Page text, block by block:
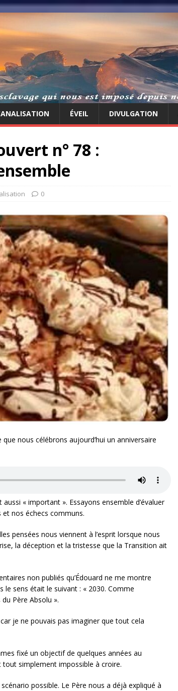
ÉVEIL DIVULGATION
n° 78 :
0
nous célébrons aujourd’hui un anniversaire
« important ». Essayons ensemble d’évaluer
nos échecs communs.
pensées nous viennent à l’esprit lorsque nous
la déception et la tristesse que la Transition ait
non publiés qu’Édouard ne me montre
le sens était le suivant : « 2030. Comme
Père Absolu ».
je ne pouvais pas imaginer que tout cela
fixé un objectif de quelques années au
tout simplement impossible à croire.
possible. Le Père nous a déjà expliqué à